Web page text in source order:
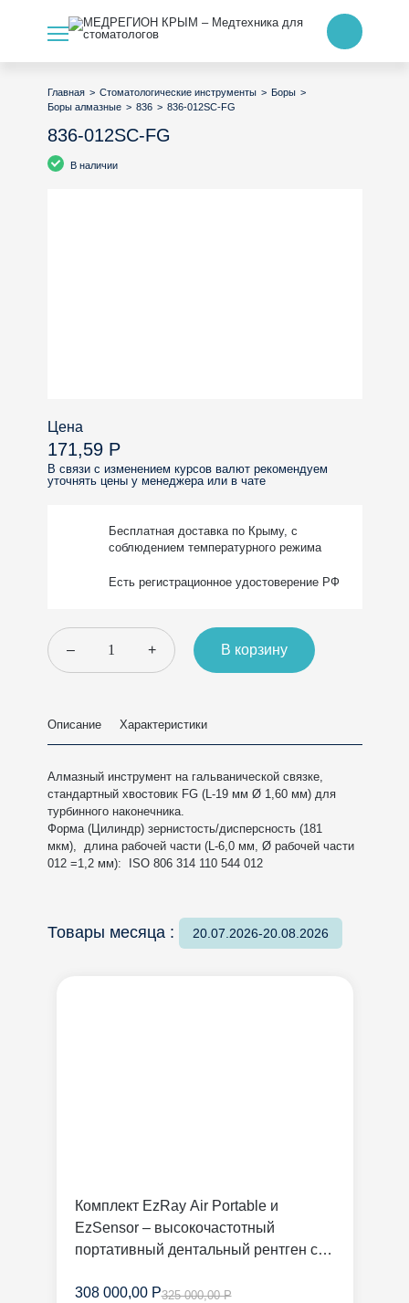
Главная > Стоматологические инструменты > Боры >
Боры алмазные > 836 > 836-012SC-FG
836-012SC-FG
В наличии
Цена
171,59 Р
В связи с изменением курсов валют рекомендуем
уточнять цены у менеджера или в чате
Бесплатная доставка по Крыму, с
соблюдением температурного режима
Есть регистрационное удостоверение РФ
– + В корзину
Описание Характеристики
Алмазный инструмент на гальванической связке,
стандартный хвостовик FG (L-19 мм Ø 1,60 мм) для
турбинного наконечника.
Форма (Цилиндр) зернистость/дисперсность (181
мкм), длина рабочей части (L-6,0 мм, Ø рабочей части
012 =1,2 мм): ISO 806 314 110 544 012
Товары месяца : 20.07.2026-20.08.2026
Комплект EzRay Air Portable и
EzSensor – высокочастотный
портативный дентальный рентген с
308 000,00 Р325 000,00 Р